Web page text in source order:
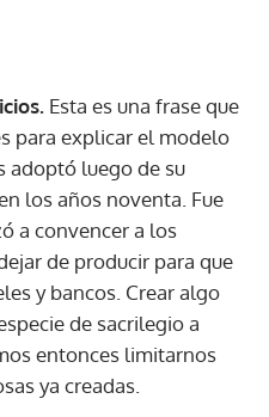
Esta es una frase que
para explicar el modelo
adoptó luego de su
los años noventa. Fue
a convencer a los
de producir para que
y bancos. Crear algo
de sacrilegio a
entonces limitarnos
ya creadas.